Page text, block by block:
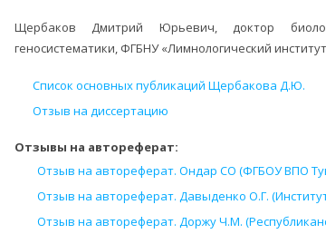
Щербаков Дмитрий Юрьевич, доктор
геносистематики, ФГБНУ «Лимнологический
Список основных публикаций Щербакова Д.Ю.
Отзыв на диссертацию
Отзывы на автореферат:
Отзыв на автореферат. Ондар СО (ФГБОУ ВПО
Отзыв на автореферат. Давыденко О.Г.
Отзыв на автореферат. Доржу Ч.М.